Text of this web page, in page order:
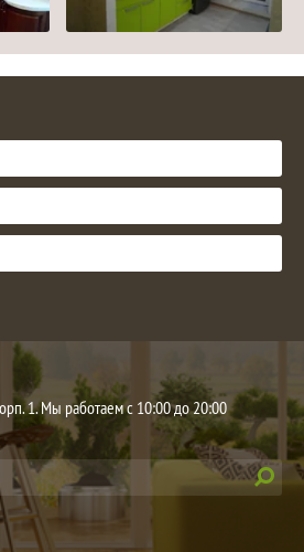
1. Мы работаем с 10:00 до 20:00